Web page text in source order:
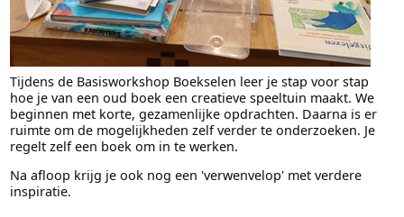
Tijdens de Basisworkshop Boekselen leer je stap voor stap
hoe je van een oud boek een creatieve speeltuin maakt. We
beginnen met korte, gezamenlijke opdrachten. Daarna is er
ruimte om de mogelijkheden zelf verder te onderzoeken. Je
regelt zelf een boek om in te werken.
Na afloop krijg je ook nog een 'verwenvelop' met verdere
inspiratie.